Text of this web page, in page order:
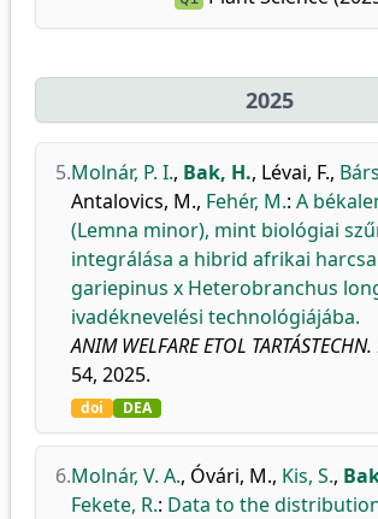
2025
5.Molnár, P. I., Bak, H., Lévai, F.,
Antalovics, M., Fehér, M.: A
(Lemna minor), mint biológiai
integrálása a hibrid afrikai harcsa
gariepinus x Heterobranchus
ivadéknevelési technológiájába.
ANIM WELFARE ETOL TARTÁSTECHN.
54, 2025.
doi DEA
6.Molnár, V. A., Óvári, M., Kis, S.,
Fekete, R.: Data to the